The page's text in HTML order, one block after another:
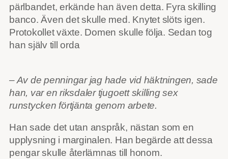
pärlbandet, erkände han även detta. Fyra skilling
banco. Även det skulle med. Knytet slöts igen.
Protokollet växte. Domen skulle följa. Sedan tog
han själv till orda
– Av de penningar jag hade vid häktningen, sade
han, var en riksdaler tjugoett skilling sex
runstycken förtjänta genom arbete.
Han sade det utan anspråk, nästan som en
upplysning i marginalen. Han begärde att dessa
pengar skulle återlämnas till honom.